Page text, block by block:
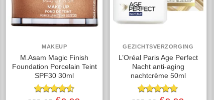
MAKEUP
M.Asam Magic Finish
Foundation Porcelain Teint
SPF30 30ml
GEZICHTSVERZORGING
L’Oréal Paris Age Perfect
Nacht anti-aging
nachtcrème 50ml